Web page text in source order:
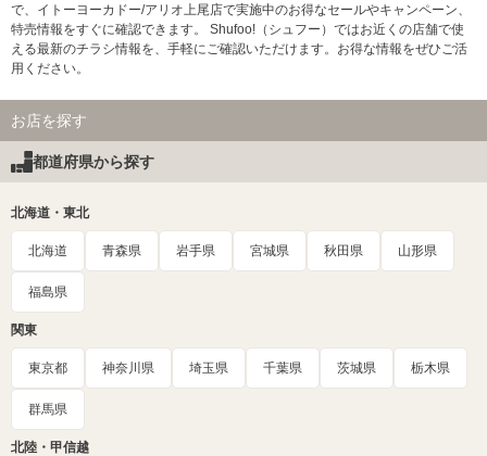
で、イトーヨーカドー/アリオ上尾店で実施中のお得なセールやキャンペーン、
特売情報をすぐに確認できます。 Shufoo!（シュフー）ではお近くの店舗で使
える最新のチラシ情報を、手軽にご確認いただけます。お得な情報をぜひご活
用ください。
お店を探す
都道府県から探す
北海道・東北
北海道 青森県 岩手県 宮城県 秋田県 山形県
福島県
関東
東京都 神奈川県 埼玉県 千葉県 茨城県 栃木県
群馬県
北陸・甲信越